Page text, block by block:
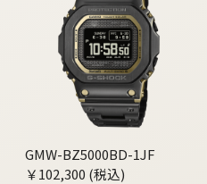
GMW-BZ5000BD-1JF
￥102,300 (税込)